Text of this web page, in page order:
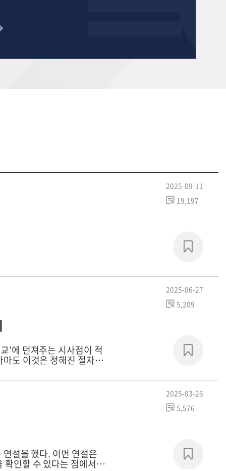
2025-09-11
19,197
’에 던져주는 시사점이 적
도 이것은 정해진 절차로
다. 다음으로·…
2025-06-27
5,209
설을 했다. 이번 연설은
인할 수 있다는 점에서 전
2025-03-26
5,576